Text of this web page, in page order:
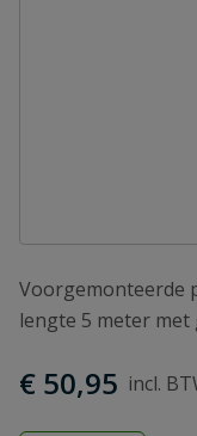
Voorgemonteerde
lengte 5 meter
€ 50,95